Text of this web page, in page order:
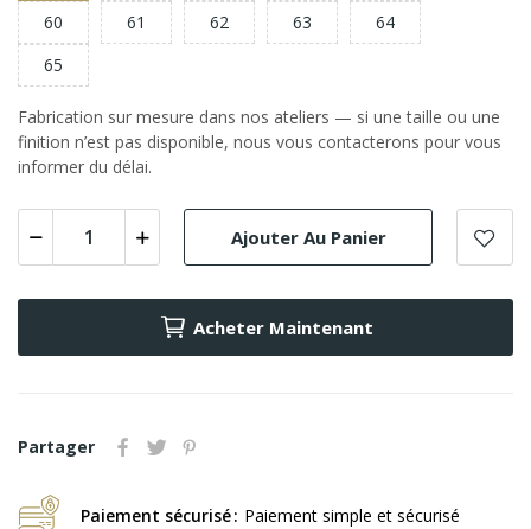
60
61 62 63
64
65
Fabrication sur mesure dans nos ateliers — si une taille ou une
finition n’est pas disponible, nous vous contacterons pour vous
informer du délai.
Ajouter Au Panier
Acheter Maintenant
Partager
Paiement sécurisé Paiement simple et sécurisé